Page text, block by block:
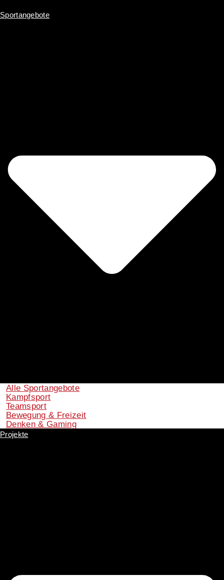
Sportangebote
Alle Sportangebote
Kampfsport
Teamsport
Bewegung & Freizeit
Denken & Gaming
Projekte